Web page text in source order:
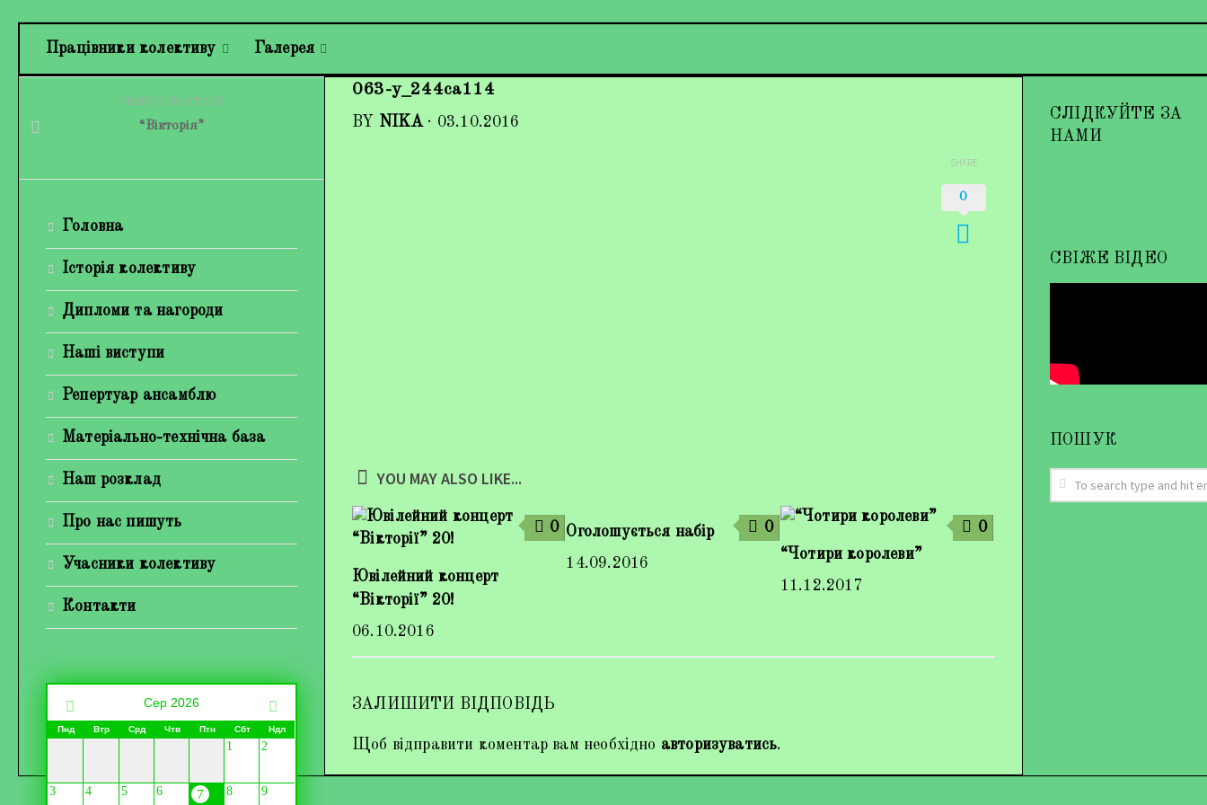
Працівники колективу Галерея
063-y_244ca114
BY NIKA · 03.10.2016
SHARE
0
YOU MAY ALSO LIKE...
0
Ювілейний концерт
“Вікторії” 20!
06.10.2016
0
Оголошується набір
14.09.2016
0
“Чотири королеви”
11.12.2017
ЗАЛИШИТИ ВІДПОВІДЬ
Щоб відправити коментар вам необхідно авторизуватись.
PREVIOUS STORY
“Вікторія”
Головна
Історія колективу
Дипломи та нагороди
Наші виступи
Репертуар ансамблю
Матеріально-технічна база
Наш розклад
Про нас пишуть
Учасники колективу
Контакти
Сер 2026
Пнд Втр Срд Чтв Птн Сбт Ндл
1 2
3 4 5 6 7 8 9
СЛІДКУЙТЕ ЗА
НАМИ
СВІЖЕ ВІДЕО
ПОШУК